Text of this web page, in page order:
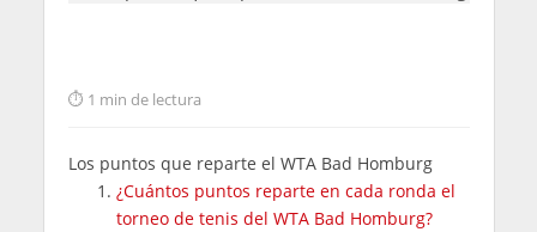
1 min de lectura
Los puntos que reparte el WTA Bad Homburg
¿Cuántos puntos reparte en cada ronda el
torneo de tenis del WTA Bad Homburg?